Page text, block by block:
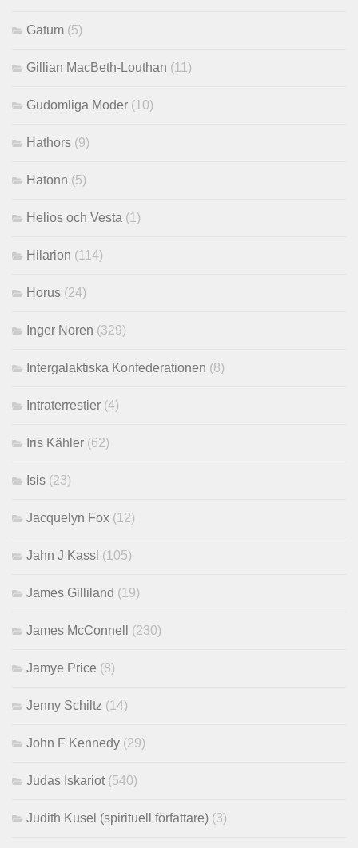
Gatum (5)
Gillian MacBeth-Louthan (11)
Gudomliga Moder (10)
Hathors (9)
Hatonn (5)
Helios och Vesta (1)
Hilarion (114)
Horus (24)
Inger Noren (329)
Intergalaktiska Konfederationen (8)
Intraterrestier (4)
Iris Kähler (62)
Isis (23)
Jacquelyn Fox (12)
Jahn J Kassl (105)
James Gilliland (19)
James McConnell (230)
Jamye Price (8)
Jenny Schiltz (14)
John F Kennedy (29)
Judas Iskariot (540)
Judith Kusel (spirituell författare) (3)